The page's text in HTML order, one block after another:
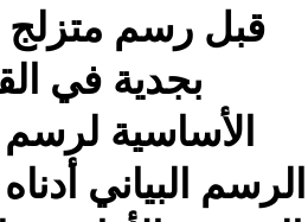
قبل رسم متزلج
بجدية في
الأساسية
الرسم البياني